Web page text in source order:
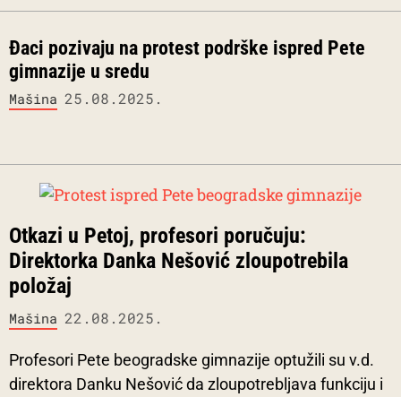
Đaci pozivaju na protest podrške ispred Pete
gimnazije u sredu
Mašina 25.08.2025.
Otkazi u Petoj, profesori poručuju:
Direktorka Danka Nešović zloupotrebila
položaj
Mašina 22.08.2025.
Profesori Pete beogradske gimnazije optužili su v.d.
direktora Danku Nešović da zloupotrebljava funkciju i